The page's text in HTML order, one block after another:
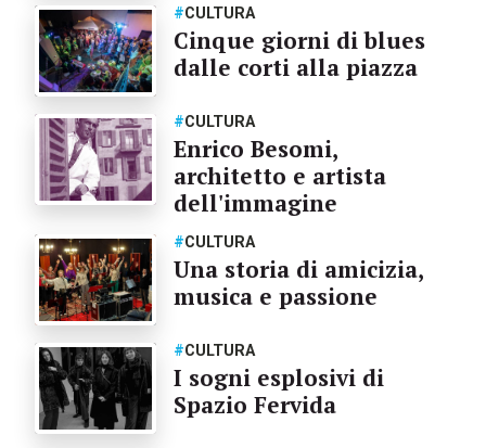
#CULTURA
Cinque giorni di blues
dalle corti alla piazza
#CULTURA
Enrico Besomi,
architetto e artista
dell'immagine
#CULTURA
Una storia di amicizia,
musica e passione
#CULTURA
I sogni esplosivi di
Spazio Fervida